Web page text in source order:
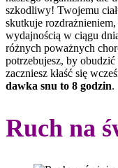
szkodliwy! Twojemu
skutkuje rozdrażnieniem,
wydajnością w ciągu
różnych poważnych
potrzebujesz, by
zaczniesz kłaść się
dawka snu to 8 godzin.
Ruch na